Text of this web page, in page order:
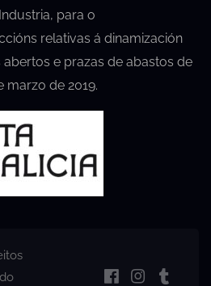
para o
relativas á dinamización
e prazas de abastos de
marzo de 2019.